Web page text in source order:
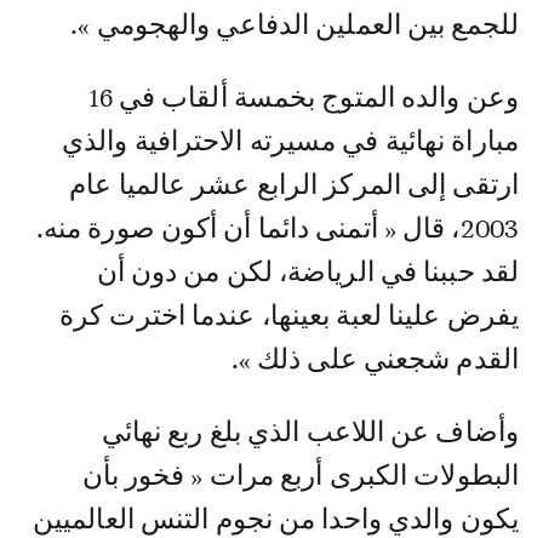
للجمع بين العملين الدفاعي والهجومي ».
وعن والده المتوج بخمسة ألقاب في 16
مباراة نهائية في مسيرته الاحترافية والذي
ارتقى إلى المركز الرابع عشر عالميا عام
2003، قال « أتمنى دائما أن أكون صورة منه.
لقد حببنا في الرياضة، لكن من دون أن
يفرض علينا لعبة بعينها، عندما اخترت كرة
القدم شجعني على ذلك ».
وأضاف عن اللاعب الذي بلغ ربع نهائي
البطولات الكبرى أربع مرات « فخور بأن
يكون والدي واحدا من نجوم التنس العالميين